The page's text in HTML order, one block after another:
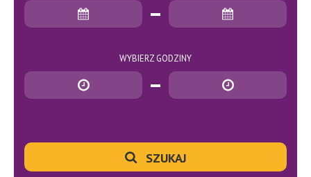
Data rozpoczęcia
Data zakończenia
WYBIERZ GODZINY
Godzina rozpoczęcia
Godzina zakończenia
SZUKAJ